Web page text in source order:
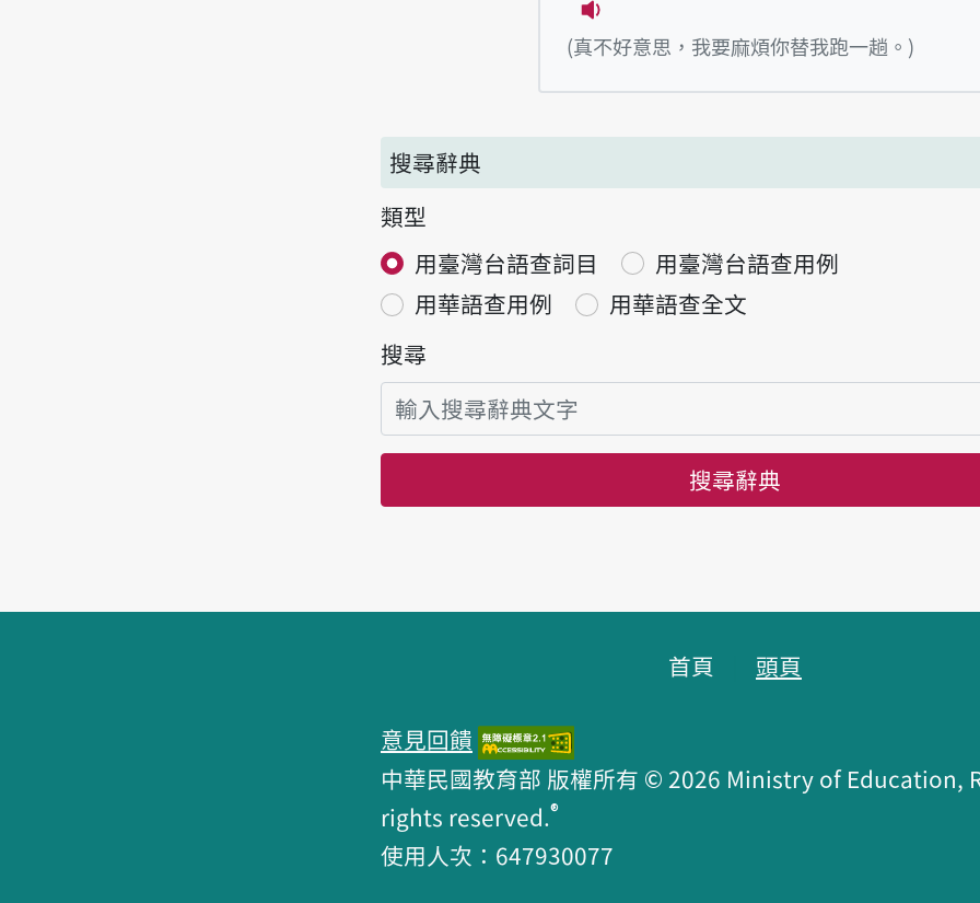
播放例句Tsin pháinn-sè, guá beh
(真不好意思，我要麻煩你替我跑一趟。)
搜尋辭典
類型
用臺灣台語查詞目
用臺灣台語查用例
用華語查用例
用華語查全文
搜尋
搜尋辭典
首頁 頭頁
意見回饋
中華民國教育部 版權所有 © 2026 Ministry of Education,
rights reserved.®
使用人次：647930077